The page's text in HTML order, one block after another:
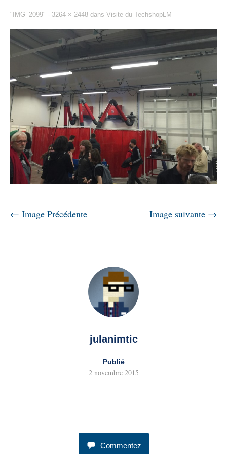
"IMG_2099" - 3264 × 2448 dans Visite du TechshopLM
← Image Précédente Image suivante →
julanimtic
Publié
2 novembre 2015
Commentez